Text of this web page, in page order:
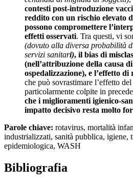
contesti post-introduzione
reddito con un rischio elevato
possono compromettere
effetti osservati. Tra questi, vi
(dovuto alla diversa probabilità
servizi sanitari), il bias di
(nell’attribuzione della causa
ospedalizzazione), e l’effetto di
che può sovrastimare l’effetto
particolarmente colpite in
che i miglioramenti igienico-
impatto decisivo resta molto
Parole chiave: rotavirus, mortalità
industrializzati, sanità pubblica, igiene,
epidemiologica, WASH
Bibliografia